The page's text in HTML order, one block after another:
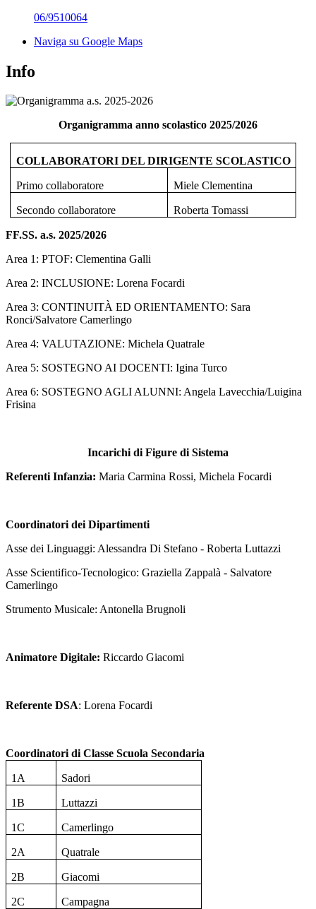
06/9510064
Naviga su Google Maps
Info
Organigramma anno scolastico 2025/2026
COLLABORATORI DEL DIRIGENTE SCOLASTICO
Primo collaboratore Miele Clementina
Secondo collaboratore Roberta Tomassi
FF.SS. a.s. 2025/2026
Area 1: PTOF: Clementina Galli
Area 2: INCLUSIONE: Lorena Focardi
Area 3: CONTINUITÀ ED ORIENTAMENTO: Sara
Ronci/Salvatore Camerlingo
Area 4: VALUTAZIONE: Michela Quatrale
Area 5: SOSTEGNO AI DOCENTI: Igina Turco
Area 6: SOSTEGNO AGLI ALUNNI: Angela Lavecchia/Luigina
Frisina
Incarichi di Figure di Sistema
Referenti Infanzia: Maria Carmina Rossi, Michela Focardi
Coordinatori dei Dipartimenti
Asse dei Linguaggi: Alessandra Di Stefano - Roberta Luttazzi
Asse Scientifico-Tecnologico: Graziella Zappalà - Salvatore
Camerlingo
Strumento Musicale: Antonella Brugnoli
Animatore Digitale: Riccardo Giacomi
Referente DSA: Lorena Focardi
Coordinatori di Classe Scuola Secondaria
1A Sadori
1B Luttazzi
1C Camerlingo
2A Quatrale
2B Giacomi
2C Campagna